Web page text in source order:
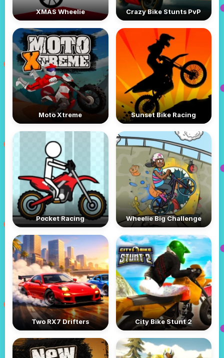
XMAS Wheelie Crazy Bike Stunts PvP
Moto Xtreme Sunset Bike Racing
Pocket Racing Wheelie Big Challenge
Two RX7 Drifters City Bike Stunt 2